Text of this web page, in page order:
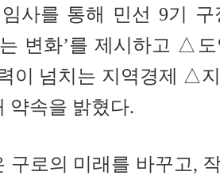
사를 통해 민선 9기
는 변화’를 제시하고 △
이 넘치는 지역경제 △
약속을 밝혔다.
구로의 미래를 바꾸고,